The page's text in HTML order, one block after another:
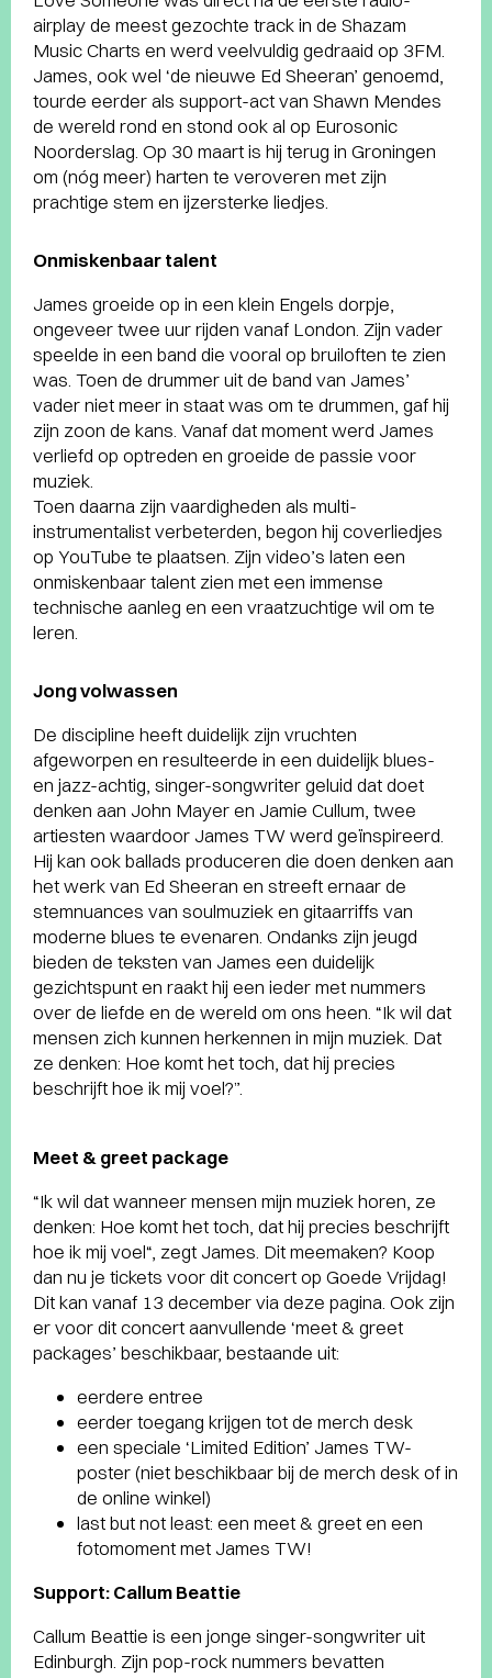
airplay de meest gezochte track in de Shazam
Music Charts en werd veelvuldig gedraaid op 3FM.
James, ook wel ‘de nieuwe Ed Sheeran’ genoemd,
tourde eerder als support-act van Shawn Mendes
de wereld rond en stond ook al op Eurosonic
Noorderslag. Op 30 maart is hij terug in Groningen
om (nóg meer) harten te veroveren met zijn
prachtige stem en ijzersterke liedjes.
Onmiskenbaar talent
James groeide op in een klein Engels dorpje,
ongeveer twee uur rijden vanaf London. Zijn vader
speelde in een band die vooral op bruiloften te zien
was. Toen de drummer uit de band van James’
vader niet meer in staat was om te drummen, gaf hij
zijn zoon de kans. Vanaf dat moment werd James
verliefd op optreden en groeide de passie voor
muziek.
Toen daarna zijn vaardigheden als multi-
instrumentalist verbeterden, begon hij coverliedjes
op YouTube te plaatsen. Zijn video’s laten een
onmiskenbaar talent zien met een immense
technische aanleg en een vraatzuchtige wil om te
leren.
Jong volwassen
De discipline heeft duidelijk zijn vruchten
afgeworpen en resulteerde in een duidelijk blues-
en jazz-achtig, singer-songwriter geluid dat doet
denken aan John Mayer en Jamie Cullum, twee
artiesten waardoor James TW werd geïnspireerd.
Hij kan ook ballads produceren die doen denken aan
het werk van Ed Sheeran en streeft ernaar de
stemnuances van soulmuziek en gitaarriffs van
moderne blues te evenaren. Ondanks zijn jeugd
bieden de teksten van James een duidelijk
gezichtspunt en raakt hij een ieder met nummers
over de liefde en de wereld om ons heen. “Ik wil dat
mensen zich kunnen herkennen in mijn muziek. Dat
ze denken: Hoe komt het toch, dat hij precies
beschrijft hoe ik mij voel?”.
Meet & greet package
“Ik wil dat wanneer mensen mijn muziek horen, ze
denken: Hoe komt het toch, dat hij precies beschrijft
hoe ik mij voel“, zegt James. Dit meemaken? Koop
dan nu je tickets voor dit concert op Goede Vrijdag!
Dit kan vanaf 13 december via deze pagina. Ook zijn
er voor dit concert aanvullende ‘meet & greet
packages’ beschikbaar, bestaande uit:
eerdere entree
eerder toegang krijgen tot de merch desk
een speciale ‘Limited Edition’ James TW-
poster (niet beschikbaar bij de merch desk of in
de online winkel)
last but not least: een meet & greet en een
fotomoment met James TW!
Support: Callum Beattie
Callum Beattie is een jonge singer-songwriter uit
Edinburgh. Zijn pop-rock nummers bevatten